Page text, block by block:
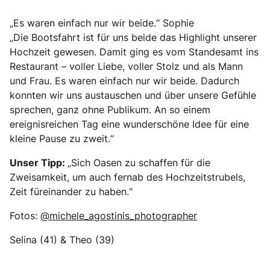
„Es waren einfach nur wir beide.“ Sophie
„Die Bootsfahrt ist für uns beide das Highlight unserer
Hochzeit gewesen. Damit ging es vom Standesamt ins
Restaurant – voller Liebe, voller Stolz und als Mann
und Frau. Es waren einfach nur wir beide. Dadurch
konnten wir uns austauschen und über unsere Gefühle
sprechen, ganz ohne Publikum. An so einem
ereignisreichen Tag eine wunderschöne Idee für eine
kleine Pause zu zweit.“
Unser Tipp: „Sich Oasen zu schaffen für die
Zweisamkeit, um auch fernab des Hochzeitstrubels,
Zeit füreinander zu haben.“
Fotos: @michele_agostinis_photographer
Selina (41) & Theo (39)